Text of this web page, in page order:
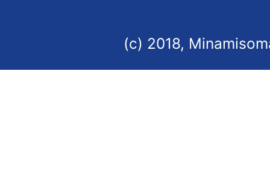
(c) 2018,